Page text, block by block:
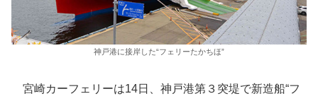
神戸港に接岸した“フェリーたかちほ”
宮崎カーフェリーは14日、神戸港第３突堤で新造船“フ